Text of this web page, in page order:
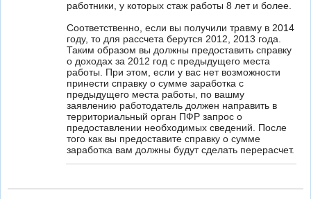
работники, у которых стаж работы 8 лет и более.
Соответственно, если вы получили травму в 2014
году, то для рассчета берутся 2012, 2013 года.
Таким образом вы должны предоставить справку
о доходах за 2012 год с предыдущего места
работы. При этом, если у вас нет возможности
принести справку о сумме заработка с
предыдущего места работы, по вашму
заявлению работодатель должен направить в
территориальный орган ПФР запрос о
предоставлении необходимых сведений. После
того как вы предоставите справку о сумме
заработка вам должны будут сделать перерасчет.